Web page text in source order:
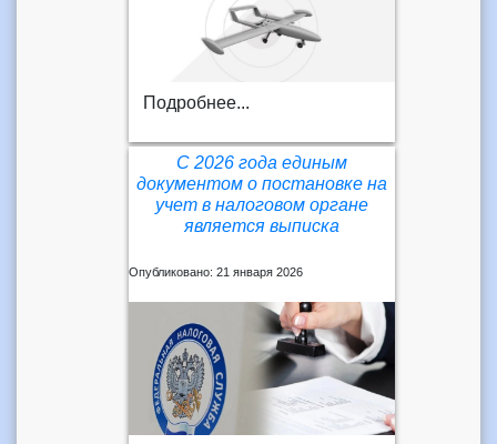
Подробнее...
С 2026 года единым
документом о постановке на
учет в налоговом органе
является выписка
Опубликовано: 21 января 2026